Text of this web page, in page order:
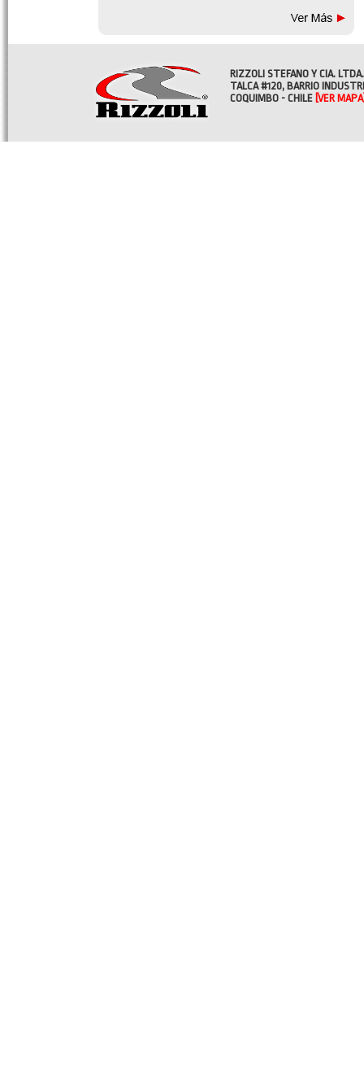
RIZZOLI STEFANO Y CIA. LTDA.
TALCA #120, BARRIO
COQUIMBO - CHILE [VER